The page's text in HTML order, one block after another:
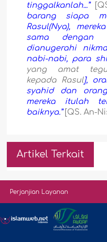
tinggalkanlah...”
barang siapa
Rasul(Nya),
sama dengan
dianugerahi
nabi-nabi, para
yang amat
kepada Rasul],
syahid dan
mereka itulah
baiknya.”[QS. An-
Artikel Terkait
Perjanjian Layanan